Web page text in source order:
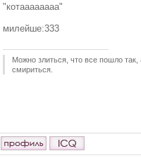
"котаааааааа"
милейше:333
Можно злиться, что все пошло
смириться.